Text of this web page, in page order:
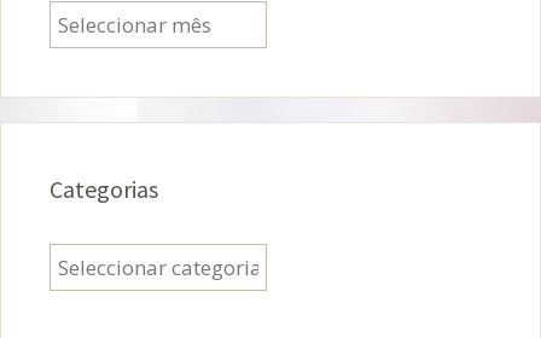
Arquivo
Categorias
Categorias